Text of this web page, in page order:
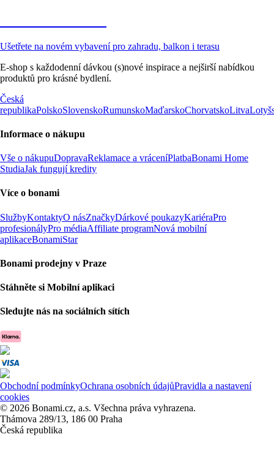
Ušetřete na novém vybavení pro zahradu, balkon i terasu
E-shop s každodenní dávkou (s)nové inspirace a nejširší nabídkou
produktů pro krásné bydlení.
Česká
republikaPolskoSlovenskoRumunskoMaďarskoChorvatskoLitva
Informace o nákupu
Vše o nákupuDopravaReklamace a vráceníPlatbaBonami Home
StudiaJak fungují kredity
Více o bonami
SlužbyKontaktyO násZnačkyDárkové poukazyKariéraPro
profesionályPro médiaAffiliate programNová mobilní
aplikaceBonamiStar
Bonami prodejny v Praze
Stáhněte si Mobilní aplikaci
Sledujte nás na sociálních sítích
Obchodní podmínkyOchrana osobních údajůPravidla a nastavení
cookies
© 2026 Bonami.cz, a.s. Všechna práva vyhrazena.
Thámova 289/13, 186 00 Praha
Česká republika